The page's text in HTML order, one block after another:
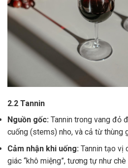
2.2 Tannin
Nguồn gốc: Tannin trong vang đỏ
cuống (stems) nho, và cả từ thùng
Cảm nhận khi uống: Tannin tạo vị
giác “khô miệng”, tương tự như